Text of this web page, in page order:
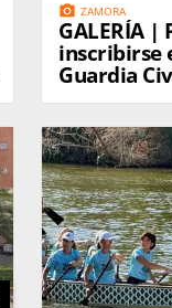
photo_camera ZAMORA
GALERÍA |
inscribirse
Guardia